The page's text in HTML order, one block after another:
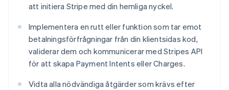
att initiera Stripe med din hemliga nyckel.
Implementera en rutt eller funktion som tar emot
betalningsförfrågningar från din klientsidas kod,
validerar dem och kommunicerar med Stripes API
för att skapa Payment Intents eller Charges.
Vidta alla nödvändiga åtgärder som krävs efter